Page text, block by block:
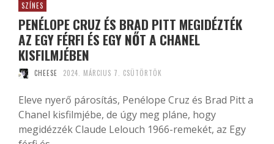
SZÍNES
PENÉLOPE CRUZ ÉS BRAD PITT MEGIDÉZTÉK
AZ EGY FÉRFI ÉS EGY NŐT A CHANEL
KISFILMJÉBEN
CHEESE 2024. MÁRCIUS 7. CSÜTÖRTÖK
Eleve nyerő párosítás, Penélope Cruz és Brad Pitt a
Chanel kisfilmjébe, de úgy meg pláne, hogy
megidézzék Claude Lelouch 1966-remekét, az Egy